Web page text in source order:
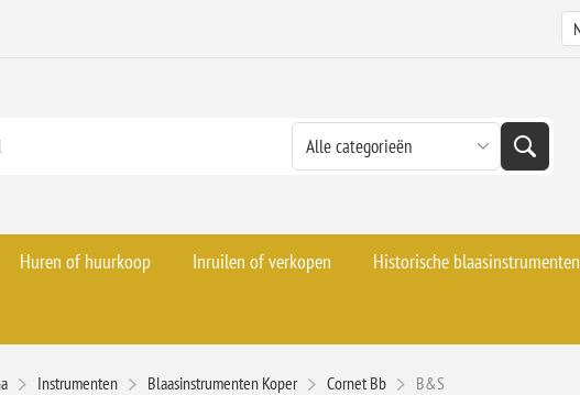
Huren of huurkoop Inruilen of verkopen Historische blaasinstrumenten
Instrumenten Blaasinstrumenten Koper Cornet Bb B&S